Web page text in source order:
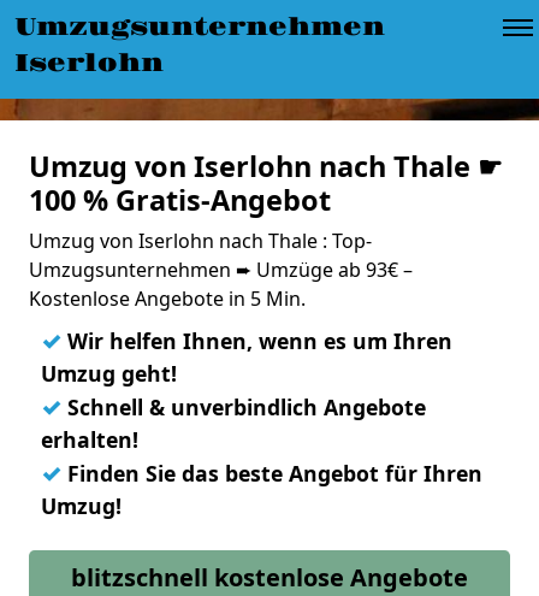
Umzugsunternehmen
Iserlohn
Umzug von Iserlohn nach Thale ☛
100 % Gratis-Angebot
Umzug von Iserlohn nach Thale : Top-
Umzugsunternehmen ➨ Umzüge ab 93€ –
Kostenlose Angebote in 5 Min.
✓ Wir helfen Ihnen, wenn es um Ihren
Umzug geht!
✓ Schnell & unverbindlich Angebote
erhalten!
✓ Finden Sie das beste Angebot für Ihren
Umzug!
blitzschnell kostenlose Angebote